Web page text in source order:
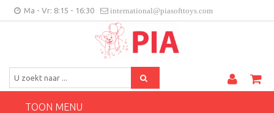
Ma - Vr: 8:15 - 16:30 international@piasofttoys.com
Klantenfeedback
BE/NL
TOON MENU